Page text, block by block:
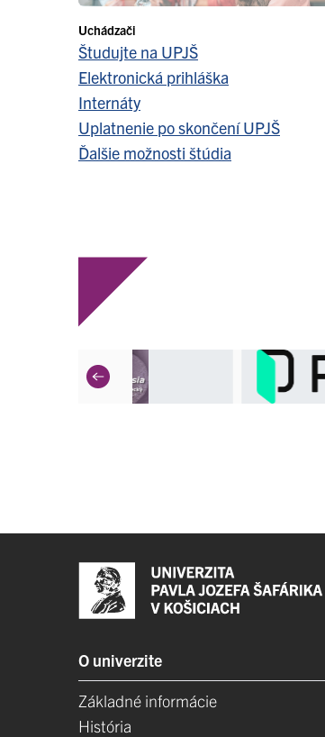
Uchádzači
Študujte na UPJŠ
Elektronická prihláška
Internáty
Uplatnenie po skončení UPJŠ
Ďalšie možnosti štúdia
O univerzite
Základné informácie
História